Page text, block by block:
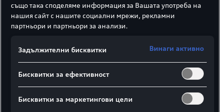
Обяснителни видеа
от Audi
също така споделяме информация за Вашата употреба на
нашия сайт с нашите социални мрежи, рекламни
партньори и партньори за анализи.
Задължителни бисквитки Винаги активно
Бисквитки за ефективност
Бисквитки за маркетингови цели